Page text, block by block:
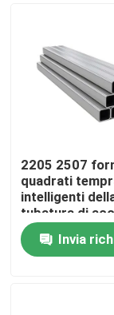
Casa
Chi siamo
2205 2507
quadrati
intelligenti
tubatura di
inossidabile
metropolitana
201 304 304L
Invia